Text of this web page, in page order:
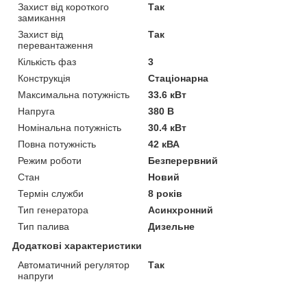
Захист від короткого
замикання
Так
Захист від
перевантаження
Так
Кількість фаз
3
Конструкція
Стаціонарна
Максимальна потужність
33.6 кВт
Напруга
380 В
Номінальна потужність
30.4 кВт
Повна потужність
42 кВА
Режим роботи
Безперервний
Стан
Новий
Термін служби
8 років
Тип генератора
Асинхронний
Тип палива
Дизельне
Додаткові характеристики
Автоматичний регулятор
напруги
Так